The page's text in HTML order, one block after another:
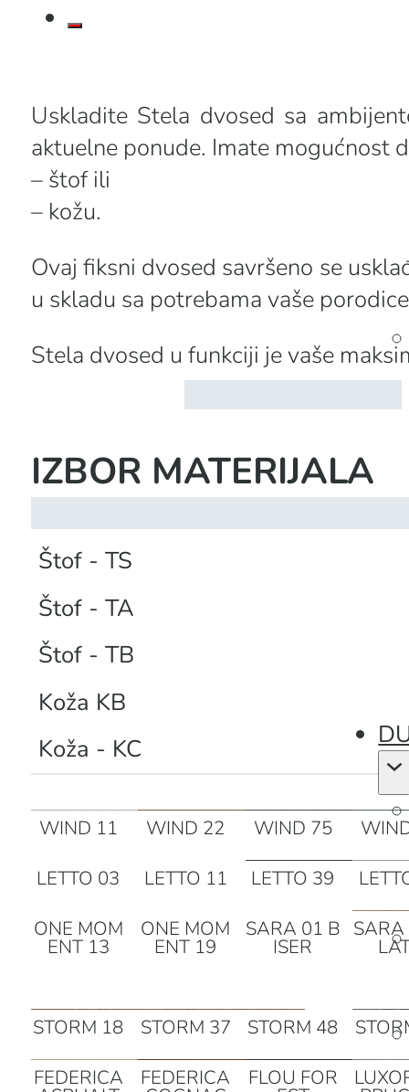
Uskladite Stela dvosed sa
aktuelne ponude. Imate mogućnost
– štof ili
Ovaj fiksni dvosed savršeno se
u skladu sa potrebama vaše
Stela dvosed u funkciji je vaše
IZBOR MATERIJALA
Štof - TS
Štof - TA
Štof - TB
Koža KB
Koža - KC
WIND 75
ONE MOM
ONE MOM SARA 01 B
STORM 18 STORM 37 STORM 48